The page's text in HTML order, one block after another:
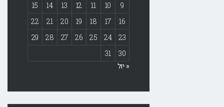
9
10
11
12
13
14
15
16
17
18
19
20
21
22
23
24
25
26
27
28
29
30
31
« יול